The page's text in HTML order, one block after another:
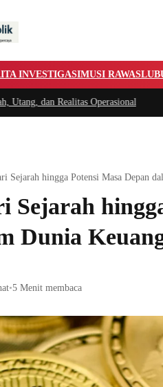
INVESTIGASIMUSI RAWAS
Operasional
Sejarah hingga Potensi Masa Depan
Sejarah
Dunia
•5 Menit membaca